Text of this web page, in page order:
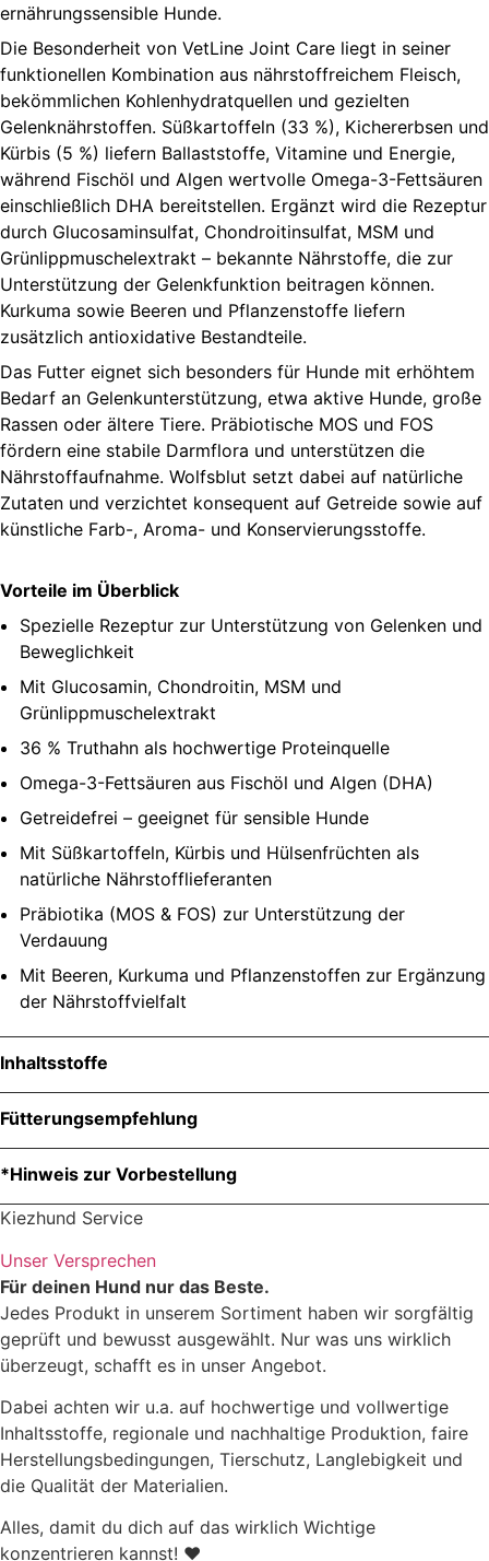
ernährungssensible Hunde.
Die Besonderheit von VetLine Joint Care liegt in seiner
funktionellen Kombination aus nährstoffreichem Fleisch,
bekömmlichen Kohlenhydratquellen und gezielten
Gelenknährstoffen. Süßkartoffeln (33 %), Kichererbsen und
Kürbis (5 %) liefern Ballaststoffe, Vitamine und Energie,
während Fischöl und Algen wertvolle Omega-3-Fettsäuren
einschließlich DHA bereitstellen. Ergänzt wird die Rezeptur
durch Glucosaminsulfat, Chondroitinsulfat, MSM und
Grünlippmuschelextrakt – bekannte Nährstoffe, die zur
Unterstützung der Gelenkfunktion beitragen können.
Kurkuma sowie Beeren und Pflanzenstoffe liefern
zusätzlich antioxidative Bestandteile.
Das Futter eignet sich besonders für Hunde mit erhöhtem
Bedarf an Gelenkunterstützung, etwa aktive Hunde, große
Rassen oder ältere Tiere. Präbiotische MOS und FOS
fördern eine stabile Darmflora und unterstützen die
Nährstoffaufnahme. Wolfsblut setzt dabei auf natürliche
Zutaten und verzichtet konsequent auf Getreide sowie auf
künstliche Farb-, Aroma- und Konservierungsstoffe.
Vorteile im Überblick
Spezielle Rezeptur zur Unterstützung von Gelenken und
Beweglichkeit
Mit Glucosamin, Chondroitin, MSM und
Grünlippmuschelextrakt
36 % Truthahn als hochwertige Proteinquelle
Omega-3-Fettsäuren aus Fischöl und Algen (DHA)
Getreidefrei – geeignet für sensible Hunde
Mit Süßkartoffeln, Kürbis und Hülsenfrüchten als
natürliche Nährstofflieferanten
Präbiotika (MOS & FOS) zur Unterstützung der
Verdauung
Mit Beeren, Kurkuma und Pflanzenstoffen zur Ergänzung
der Nährstoffvielfalt
Inhaltsstoffe
Zutaten
Fütterungsempfehlung
Körpergewicht des Hundes
1-5kg
5-15kg
15-25kg 200-290g
25-35kg 290-370g
35-45kg 370-450g
*Hinweis zur Vorbestellung
Kiezhund Service
Unser Versprechen
Für deinen Hund nur das Beste.
Jedes Produkt in unserem Sortiment haben wir sorgfältig
geprüft und bewusst ausgewählt. Nur was uns wirklich
überzeugt, schafft es in unser Angebot.
Dabei achten wir u.a. auf hochwertige und vollwertige
Inhaltsstoffe, regionale und nachhaltige Produktion, faire
Herstellungsbedingungen, Tierschutz, Langlebigkeit und
die Qualität der Materialien.
Alles, damit du dich auf das wirklich Wichtige
konzentrieren kannst! ♥